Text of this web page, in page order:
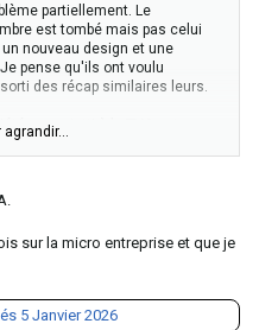
partiellement. Le
est tombé mais pas celui
nouveau design et une
pense qu'ils ont voulu
des récap similaires leurs.
assujetti à la TVA ont un
zéro, chose qui n'est pas
doit être à zéro. Voici deux
sur la micro entreprise et que je
5 Janvier 2026